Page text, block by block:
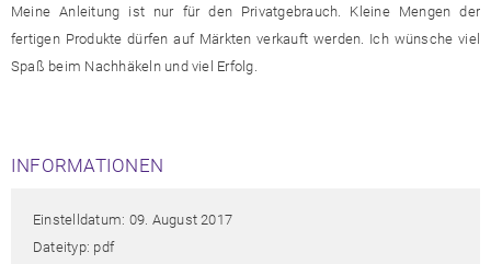
Meine Anleitung ist nur für den Privatgebrauch. Kleine Mengen der
fertigen Produkte dürfen auf Märkten verkauft werden. Ich wünsche viel
Spaß beim Nachhäkeln und viel Erfolg.
INFORMATIONEN
Einstelldatum: 09. August 2017
Dateityp: pdf